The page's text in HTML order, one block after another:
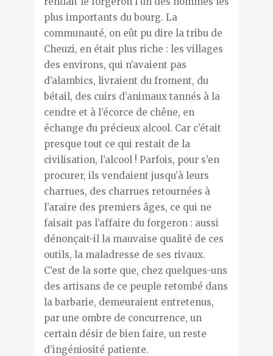
plus importants du bourg. La
communauté, on eût pu dire la tribu de
Cheuzi, en était plus riche : les villages
des environs, qui n’avaient pas
d’alambics, livraient du froment, du
bétail, des cuirs d’animaux tannés à la
cendre et à l’écorce de chêne, en
échange du précieux alcool. Car c’était
presque tout ce qui restait de la
civilisation, l’alcool ! Parfois, pour s’en
procurer, ils vendaient jusqu’à leurs
charrues, des charrues retournées à
l’araire des premiers âges, ce qui ne
faisait pas l’affaire du forgeron : aussi
dénonçait-il la mauvaise qualité de ces
outils, la maladresse de ses rivaux.
C’est de la sorte que, chez quelques-uns
des artisans de ce peuple retombé dans
la barbarie, demeuraient entretenus,
par une ombre de concurrence, un
certain désir de bien faire, un reste
d’ingéniosité patiente.